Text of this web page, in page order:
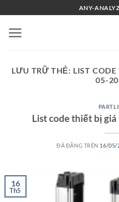
đến
nội
ANY-
LƯU TRỮ THẺ: LIST
05-
List code thiết bị
ĐÃ ĐĂNG TRÊN 16/05/
16
Th5